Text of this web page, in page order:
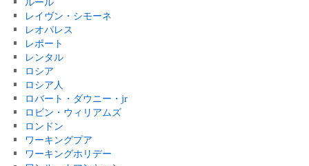
レイヴン・シモーネ
レオパレス
レポート
レンタル
ロシア
ロシア人
ロバート・ダウニー・jr
ロビン・ウィリアムズ
ロンドン
ワーキングプア
ワーキングホリデー